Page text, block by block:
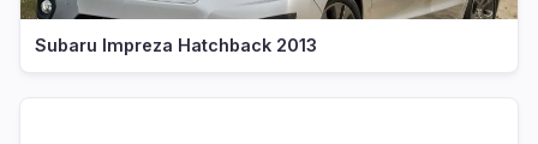
Subaru Impreza Hatchback 2013